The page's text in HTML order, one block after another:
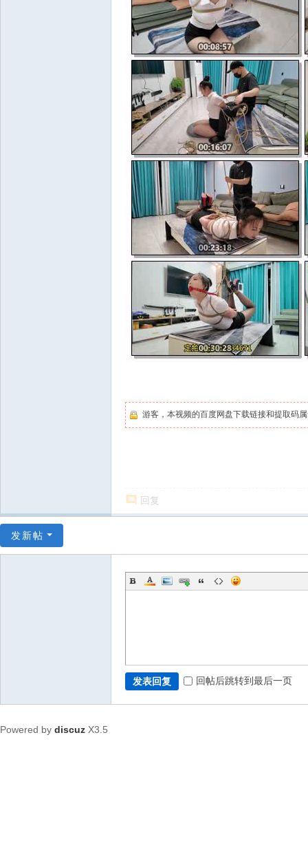
游客，本视频的百度网盘下载链接和提取码
回复
发新帖
发表回复 回帖后跳转到最后一页
Powered by discuz X3.5